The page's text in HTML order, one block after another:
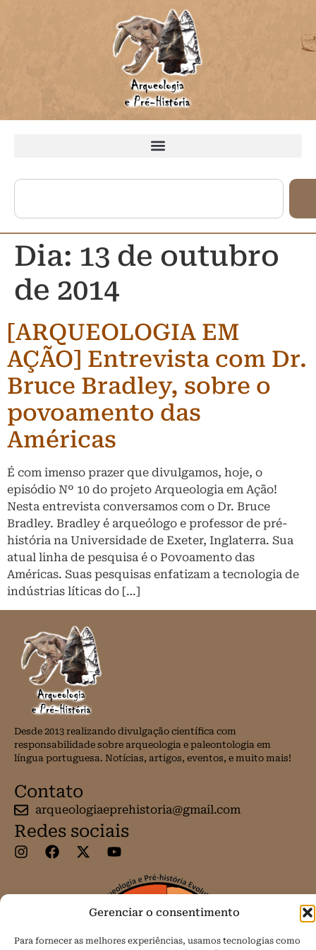
Gerenciar o consentimento
Para fornecer as melhores experiências, usamos tecnologias como
Dia: 13 de outubro
de 2014
[ARQUEOLOGIA EM
AÇÃO] Entrevista com Dr.
Bruce Bradley, sobre o
povoamento das
Américas
É com imenso prazer que divulgamos, hoje, o
episódio Nº 10 do projeto Arqueologia em Ação!
Nesta entrevista conversamos com o Dr. Bruce
Bradley. Bradley é arqueólogo e professor de pré-
história na Universidade de Exeter, Inglaterra. Sua
atual linha de pesquisa é o Povoamento das
Américas. Suas pesquisas enfatizam a tecnologia de
indústrias líticas do […]
Desde 2013 realizando divulgação científica com
responsabilidade sobre arqueologia e paleontologia em
língua portuguesa. Notícias, artigos, eventos, e muito mais!
Contato
arqueologiaeprehistoria@gmail.com
Redes sociais